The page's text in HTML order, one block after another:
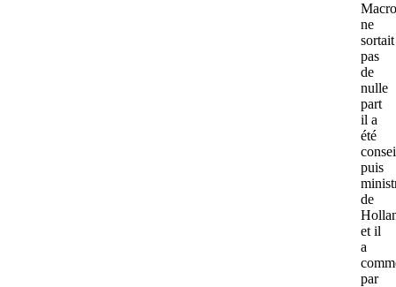
ne
sortait
pas
de
nulle
part
il a
été
puis
de
et il
a
par